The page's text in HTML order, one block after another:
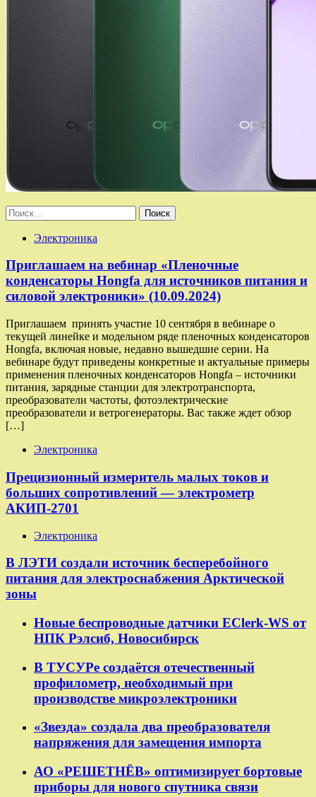
Найти:
Электроника
Приглашаем на вебинар «Пленочные
конденсаторы Hongfa для источников питания и
силовой электроники» (10.09.2024)
Приглашаем принять участие 10 сентября в вебинаре о
текущей линейке и модельном ряде пленочных конденсаторов
Hongfa, включая новые, недавно вышедшие серии. На
вебинаре будут приведены конкретные и актуальные примеры
применения пленочных конденсаторов Hongfa – источники
питания, зарядные станции для электротранспорта,
преобразователи частоты, фотоэлектрические
преобразователи и ветрогенераторы. Вас также ждет обзор
[…]
Электроника
Прецизионный измеритель малых токов и
больших сопротивлений — электрометр
АКИП-2701
Электроника
В ЛЭТИ создали источник бесперебойного
питания для электроснабжения Арктической
зоны
Новые беспроводные датчики EClerk-WS от
НПК Рэлсиб, Новосибирск
В ТУСУРе создаётся отечественный
профилометр, необходимый при
производстве микроэлектроники
«Звезда» создала два преобразователя
напряжения для замещения импорта
АО «РЕШЕТНЁВ» оптимизирует бортовые
приборы для нового спутника связи